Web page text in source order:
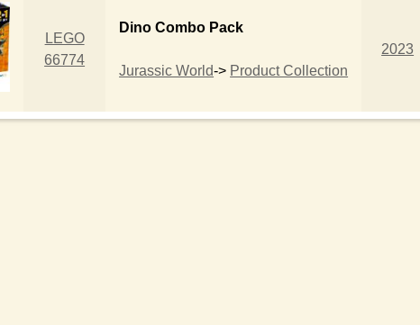
LEGO
66774
Dino Combo Pack
Jurassic World-> Product Collection
2023